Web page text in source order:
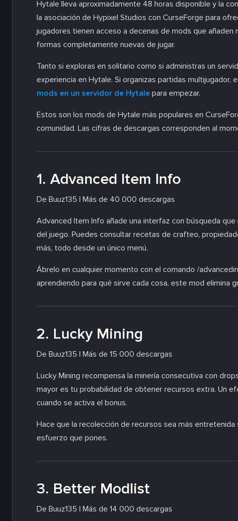
Hytale lleva aproximadamente 48 horas disponible y la
la asociación de Hypixel Studios con CurseForge para
jugadores tienen acceso a decenas de mods que
formas completamente nuevas de jugar.
Tanto si exploras en solitario como si administras un
experiencia en Hytale. Si organizas partidas multijugador,
mods en un servidor de Hytale para empezar.
Estos son los mods de Hytale más populares en
comunidad. Las cifras de descargas corresponden al
1. Advanced Item Info
De Buuz135 | Más de 40 000 descargas
Advanced Item Info añade una interfaz con búsqueda
del juego. Puedes consultar recetas de crafteo,
más, todo desde un único menú.
Ábrelo en cualquier momento con el comando /
aprendiendo para qué sirve cada cosa, este mod elimina
2. Lucky Mining
De Buuz135 | Más de 15 000 descargas
Lucky Mining recompensa la minería consecutiva con
mayor es tu probabilidad de obtener recursos extra. Un
cuando se activa el bonus.
Hace que la recolección de recursos sea más
esfuerzo que pones.
3. Better Modlist
De Buuz135 | Más de 14 000 descargas